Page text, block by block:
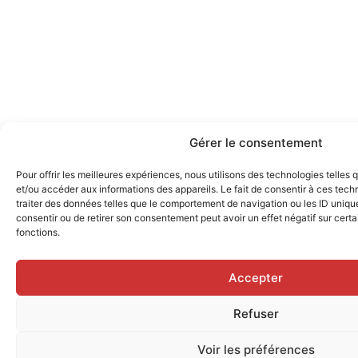
Gérer le consentement
Pour offrir les meilleures expériences, nous utilisons des technologies telles
et/ou accéder aux informations des appareils. Le fait de consentir à ces
traiter des données telles que le comportement de navigation ou les ID
consentir ou de retirer son consentement peut avoir un effet négatif sur
fonctions.
Accepter
Refuser
Voir les préférences